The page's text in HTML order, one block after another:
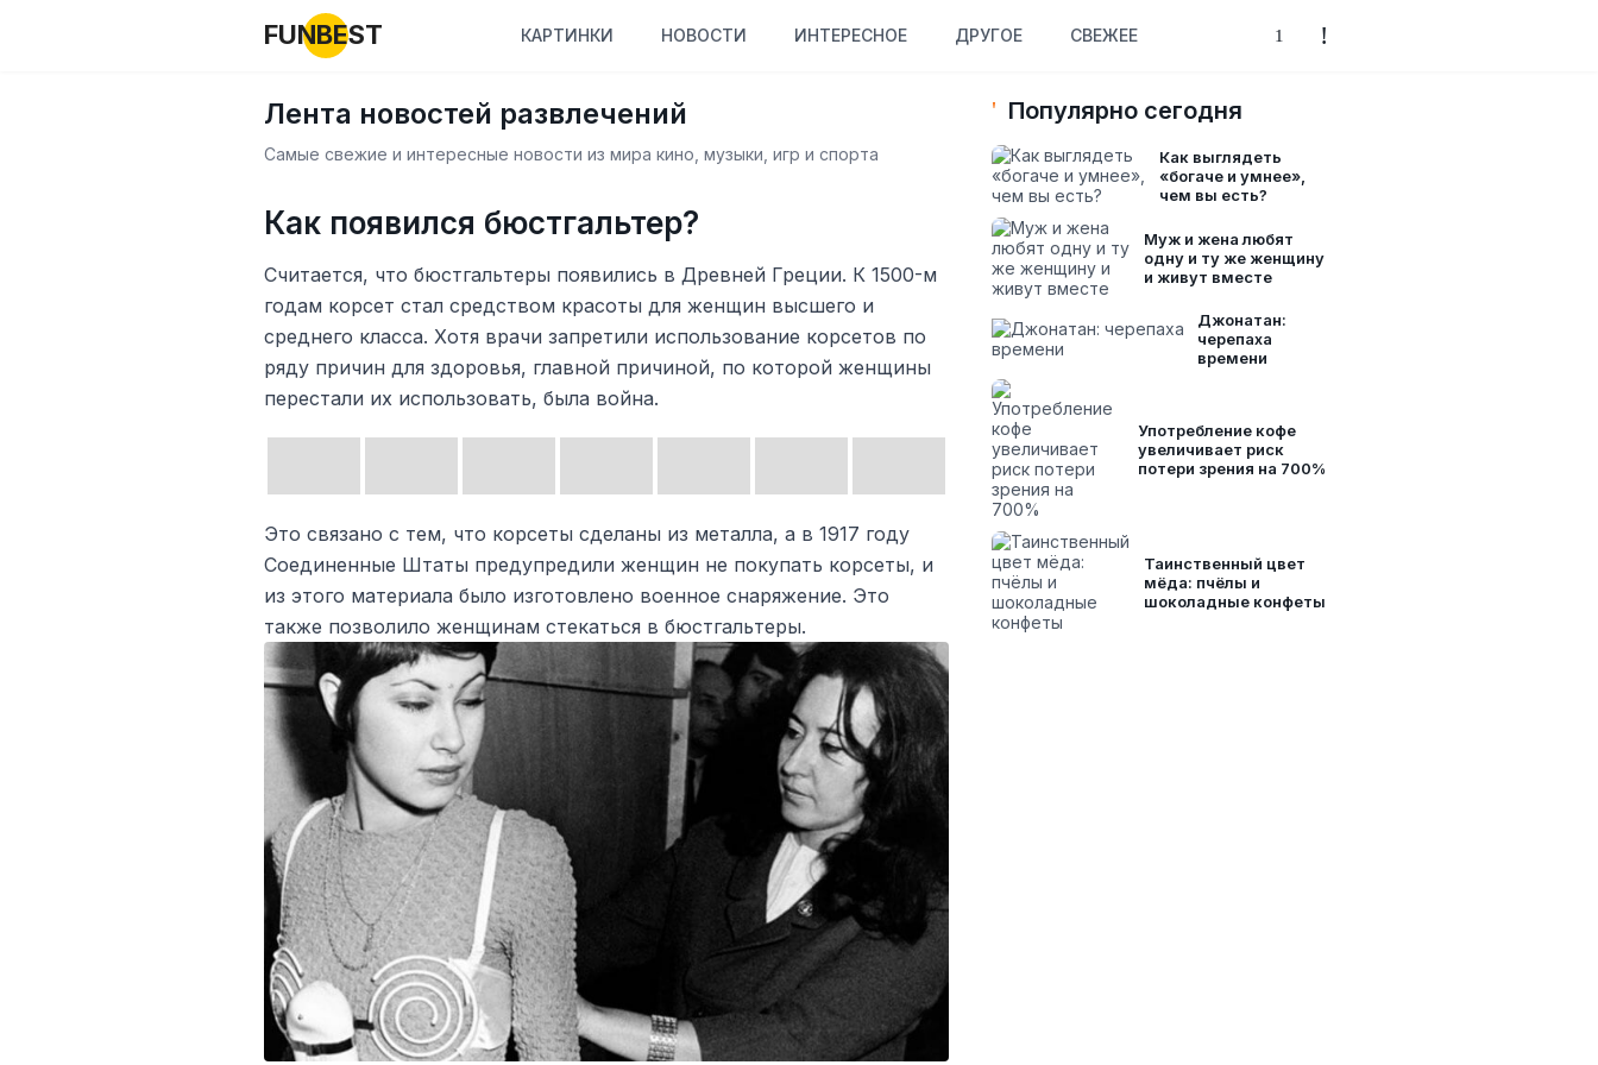
FUNBEST КАРТИНКИ НОВОСТИ ИНТЕРЕСНОЕ ДРУГОЕ СВЕЖЕЕ
Лента новостей развлечений
Самые свежие и интересные новости из мира кино, музыки, игр и спорта
Как появился бюстгальтер?
Считается, что бюстгальтеры появились в Древней Греции. К 1500-м
годам корсет стал средством красоты для женщин высшего и
среднего класса. Хотя врачи запретили использование корсетов по
ряду причин для здоровья, главной причиной, по которой женщины
перестали их использовать, была война.
Это связано с тем, что корсеты сделаны из металла, а в 1917 году
Соединенные Штаты предупредили женщин не покупать корсеты, и
из этого материала было изготовлено военное снаряжение. Это
также позволило женщинам стекаться в бюстгальтеры.
Популярно сегодня
Как выглядеть
«богаче и умнее»,
чем вы есть?
Муж и жена любят
одну и ту же женщину
и живут вместе
Джонатан:
черепаха
времени
Употребление кофе
увеличивает риск
потери зрения на 700%
Таинственный цвет
мёда: пчёлы и
шоколадные конфеты